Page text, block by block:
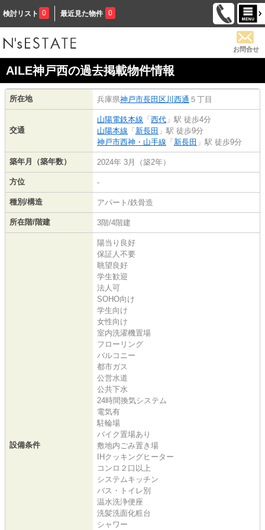
検討リスト 0 最近見た物件 0
お問合せ
AILE神戸西の過去掲載物件情報
所在地 兵庫県神戸市長田区川西通 ５丁目
交通
山陽電鉄本線 「 西代 」駅 徒歩4分
山陽本線 「 新長田 」駅 徒歩9分
神戸市西神・山手線 「 新長田 」駅 徒歩9分
築年月（築年数） 2024年 3月（築2年）
方位 -
種別/構造 アパート/鉄骨造
所在階/階建 3階/4階建
設備条件
陽当り良好
保証人不要
眺望良好
学生歓迎
法人可
SOHO向け
学生向け
女性向け
室内洗濯機置場
フローリング
バルコニー
都市ガス
公営水道
公共下水
24時間換気システム
電気有
駐輪場
バイク置場あり
敷地内ごみ置き場
IHクッキングヒーター
コンロ２口以上
システムキッチン
バス・トイレ別
温水洗浄便座
洗髪洗面化粧台
シャワー